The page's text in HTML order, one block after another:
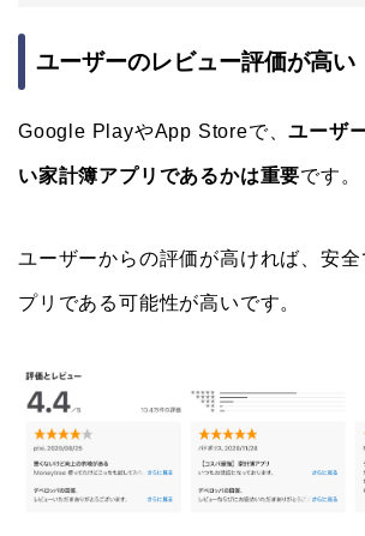
ユーザーのレビュー評価が高い
Google PlayやApp Storeで、ユーザ
い家計簿アプリであるかは重要です。
ユーザーからの評価が高ければ、安
プリである可能性が高いです。